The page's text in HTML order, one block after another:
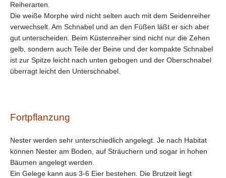
Reiherarten.
Die weiße Morphe wird nicht selten auch mit dem Seidenreiher
verwechselt. Am Schnabel und an den Füßen läßt er sich aber
gut unterscheiden. Beim Küstenreiher sind nicht nur die Zehen
gelb, sondern auch Teile der Beine und der kompakte Schnabel
ist zur Spitze leicht nach unten gebogen und der Oberschnabel
überragt leicht den Unterschnabel.
Fortpflanzung
Nester werden sehr unterschiedlich angelegt. Je nach Habitat
können Nester am Boden, auf Sträuchern und sogar in hohen
Bäumen angelegt werden.
Ein Gelege kann aus 3-6 Eier bestehen. Die Brutzeit liegt